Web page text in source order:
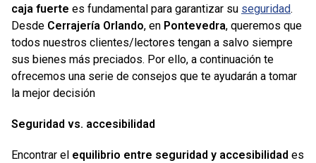
caja fuerte es fundamental para garantizar su seguridad.
Desde Cerrajería Orlando, en Pontevedra, queremos que
todos nuestros clientes/lectores tengan a salvo siempre
sus bienes más preciados. Por ello, a continuación te
ofrecemos una serie de consejos que te ayudarán a tomar
la mejor decisión
Seguridad vs. accesibilidad
Encontrar el equilibrio entre seguridad y accesibilidad es